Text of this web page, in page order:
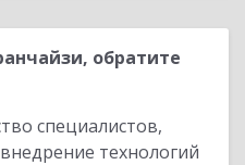
обратите
специалистов,
технологий